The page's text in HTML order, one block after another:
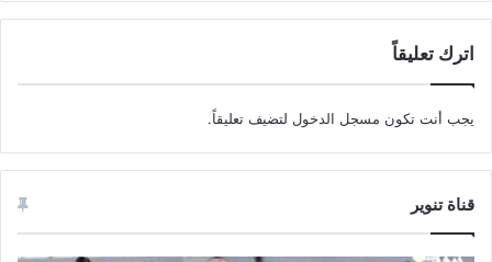
اترك تعليقاً
يجب أنت تكون مسجل الدخول لتضيف تعليقاً.
قناة تنوير